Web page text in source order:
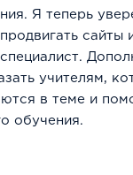
Я теперь
сайты
учителям,
в теме и
обучения.